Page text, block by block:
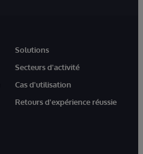
Solutions
Secteurs d'activité
Cas d'utilisation
Retours d'expérience réussie